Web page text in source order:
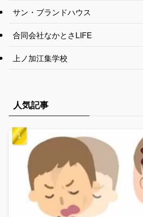
サン・ブランドハウス
合同会社なかとさLIFE
上ノ加江集学校
人気記事